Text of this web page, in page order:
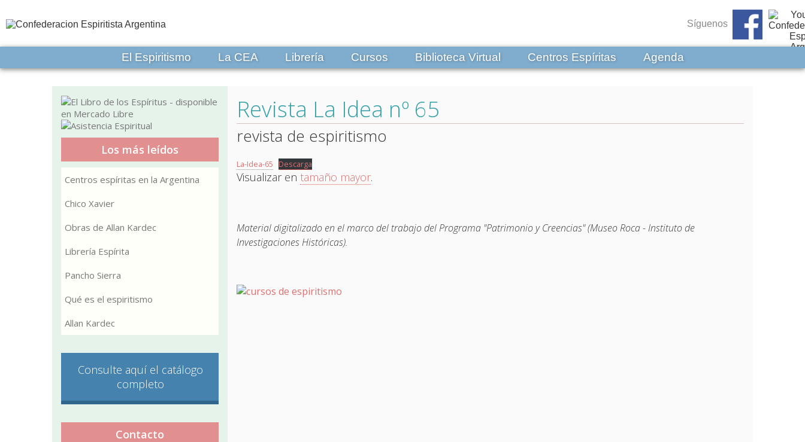
Síguenos
El Espiritismo La CEA Librería Cursos Biblioteca Virtual Centros Espíritas Agenda
Revista La Idea nº 65
revista de espiritismo
La-Idea-65 Descarga
Visualizar en tamaño mayor.
Material digitalizado en el marco del trabajo del Programa "Patrimonio y Creencias" (Museo Roca - Instituto de
Investigaciones Históricas).
Los más leídos
Centros espíritas en la Argentina
Chico Xavier
Obras de Allan Kardec
Librería Espírita
Pancho Sierra
Qué es el espiritismo
Allan Kardec
Consulte aquí el catálogo
completo
Contacto